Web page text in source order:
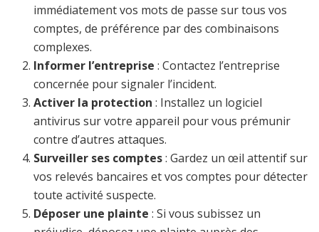
immédiatement vos mots de passe sur tous vos
comptes, de préférence par des combinaisons
complexes.
Informer l’entreprise : Contactez l’entreprise
concernée pour signaler l’incident.
Activer la protection : Installez un logiciel
antivirus sur votre appareil pour vous prémunir
contre d’autres attaques.
Surveiller ses comptes: Gardez un œil attentif sur
vos relevés bancaires et vos comptes pour détecter
toute activité suspecte.
Déposer une plainte : Si vous subissez un